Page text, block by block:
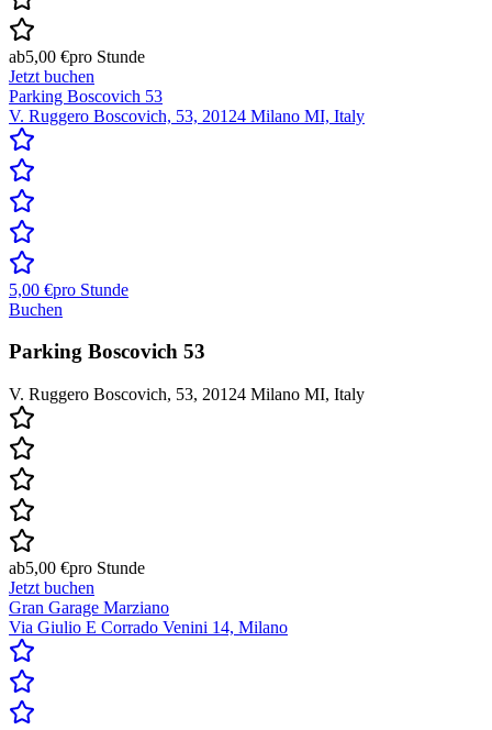
ab5,00 €pro Stunde
Jetzt buchen
Parking Boscovich 53
V. Ruggero Boscovich, 53, 20124 Milano MI, Italy
5,00 €pro Stunde
Buchen
Parking Boscovich 53
V. Ruggero Boscovich, 53, 20124 Milano MI, Italy
ab5,00 €pro Stunde
Jetzt buchen
Gran Garage Marziano
Via Giulio E Corrado Venini 14, Milano